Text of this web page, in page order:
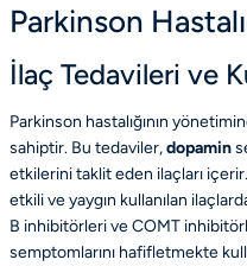
Parkinson
İlaç Tedavileri ve
Parkinson hastalığının
sahiptir. Bu tedaviler,dopamin
etkilerini taklit eden ilaçları
etkili ve yaygın kullanılan
B inhibitörleri ve COMT
semptomlarını hafifletmekte